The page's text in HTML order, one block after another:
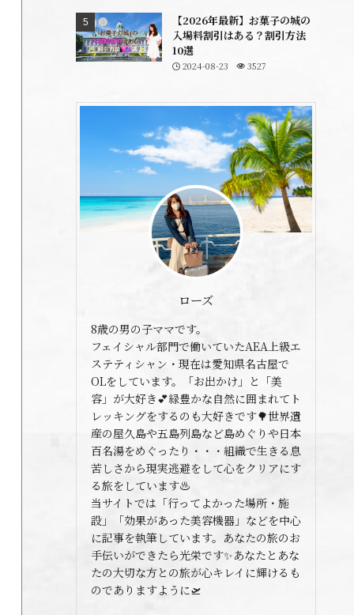
【2026年最新】お菓子の城の
入場料割引はある？割引方法
10選
2024-08-23 3527
ローズ
8歳の男の子ママです。
フェイシャル部門で働いていたAEA上級エ
ステティシャン・現在は愛知県名古屋で
OLをしています。「お出かけ」と「美
容」が大好き💕緑豊かな自然に囲まれてト
レッキングをするのも大好きです🌳世界遺
産の屋久島や五島列島など島めぐりや日本
百名湯をめぐったり・・・組織で生きる息
苦しさから現実逃避をして心をクリアにす
る旅をしています♨️
当サイトでは「行ってよかった場所・施
設」「効果があった美容機器」などを中心
に記事を執筆しています。あなたの旅のお
手伝いができたら光栄です✨あなたとあな
たの大切な方との旅が心キレイに輝けるも
のでありますように🛫